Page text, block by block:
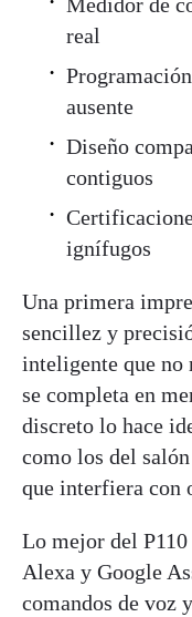
Medidor de
real
ausente
Diseño
contiguos
ignífugos
Una primera
sencillez y
inteligente que no
se completa en
discreto lo hace
como los del
que interfiera con
Lo mejor del
Alexa y Google
comandos de voz